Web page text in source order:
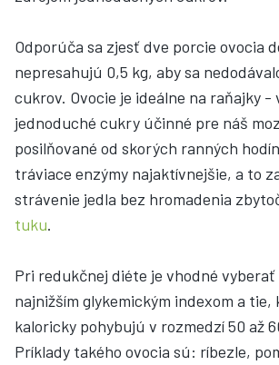
Odporúča sa zjesť dve porcie ovocia
nepresahujú 0,5 kg, aby sa
cukrov. Ovocie je ideálne na raňajky -
jednoduché cukry účinné pre náš
posilňované od skorých ranných
tráviace enzýmy najaktívnejšie, a to
strávenie jedla bez hromadenia
tuku.
Pri redukčnej diéte je vhodné vyberať
najnižším glykemickým indexom a tie,
kaloricky pohybujú v rozmedzí 50 až
Príklady takého ovocia sú: ríbezle,